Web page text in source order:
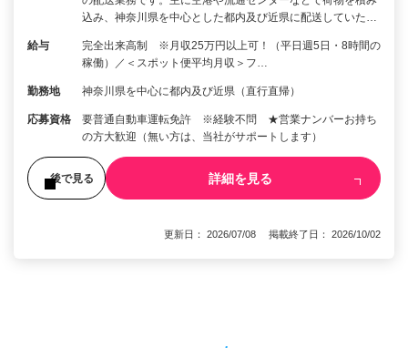
込み、神奈川県を中心とした都内及び近県に配送していた…
給与
完全出来高制 ※月収25万円以上可！（平日週5日・8時間の
稼働）／＜スポット便平均月収＞フ…
勤務地 神奈川県を中心に都内及び近県（直行直帰）
応募資格
要普通自動車運転免許 ※経験不問 ★営業ナンバーお持ち
の方大歓迎（無い方は、当社がサポートします）
後で見る 詳細を見る
更新日： 2026/07/08 掲載終了日： 2026/10/02